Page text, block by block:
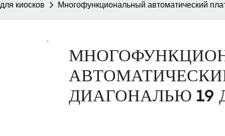
киосков Многофункциональный автоматический
ДИАГОНАЛЬЮ 19